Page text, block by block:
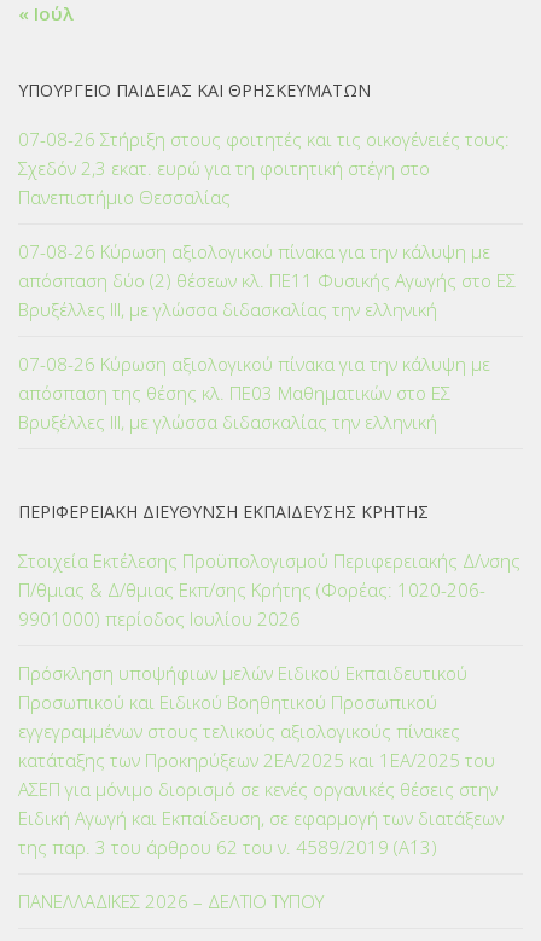
« Ιούλ
ΥΠΟΥΡΓΕΙΟ ΠΑΙΔΕΙΑΣ ΚΑΙ ΘΡΗΣΚΕΥΜΑΤΩΝ
07-08-26 Στήριξη στους φοιτητές και τις οικογένειές τους:
Σχεδόν 2,3 εκατ. ευρώ για τη φοιτητική στέγη στο
Πανεπιστήμιο Θεσσαλίας
07-08-26 Κύρωση αξιολογικού πίνακα για την κάλυψη με
απόσπαση δύο (2) θέσεων κλ. ΠΕ11 Φυσικής Αγωγής στο ΕΣ
Βρυξέλλες ΙΙΙ, με γλώσσα διδασκαλίας την ελληνική
07-08-26 Κύρωση αξιολογικού πίνακα για την κάλυψη με
απόσπαση της θέσης κλ. ΠΕ03 Μαθηματικών στο ΕΣ
Βρυξέλλες ΙΙΙ, με γλώσσα διδασκαλίας την ελληνική
ΠΕΡΙΦΕΡΕΙΑΚΗ ΔΙΕΥΘΥΝΣΗ ΕΚΠΑΙΔΕΥΣΗΣ ΚΡΗΤΗΣ
Στοιχεία Εκτέλεσης Προϋπολογισμού Περιφερειακής Δ/νσης
Π/θμιας & Δ/θμιας Εκπ/σης Κρήτης (Φορέας: 1020-206-
9901000) περίοδος Ιουλίου 2026
Πρόσκληση υποψήφιων μελών Ειδικού Εκπαιδευτικού
Προσωπικού και Ειδικού Βοηθητικού Προσωπικού
εγγεγραμμένων στους τελικούς αξιολογικούς πίνακες
κατάταξης των Προκηρύξεων 2ΕΑ/2025 και 1ΕΑ/2025 του
ΑΣΕΠ για μόνιμο διορισμό σε κενές οργανικές θέσεις στην
Ειδική Αγωγή και Εκπαίδευση, σε εφαρμογή των διατάξεων
της παρ. 3 του άρθρου 62 του ν. 4589/2019 (Α΄13)
ΠΑΝΕΛΛΑΔΙΚΕΣ 2026 – ΔΕΛΤΙΟ ΤΥΠΟΥ